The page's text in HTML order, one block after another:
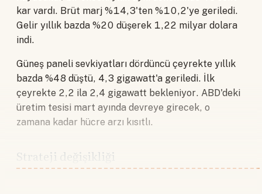
kar vardı. Brüt marj %14,3'ten %10,2'ye geriledi.
Gelir yıllık bazda %20 düşerek 1,22 milyar dolara
indi.
Güneş paneli sevkiyatları dördüncü çeyrekte yıllık
bazda %48 düştü, 4,3 gigawatt'a geriledi. İlk
çeyrekte 2,2 ila 2,4 gigawatt bekleniyor. ABD'deki
üretim tesisi mart ayında devreye girecek, o
zamana kadar hücre arzı kısıtlı.
Strateji değişikliği